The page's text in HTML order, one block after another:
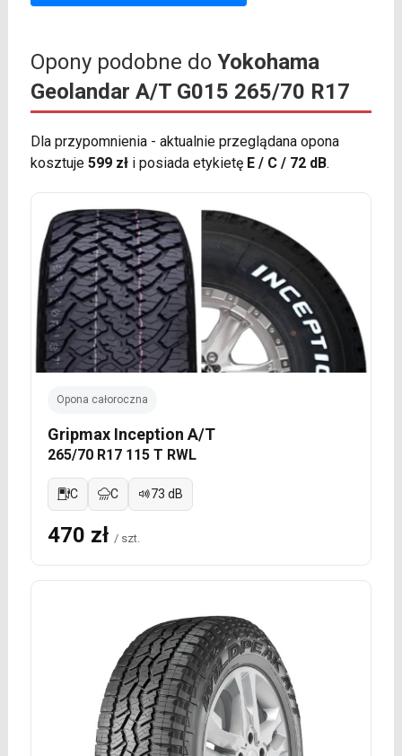
Opony podobne do Yokohama
Geolandar A/T G015 265/70 R17
Dla przypomnienia - aktualnie przeglądana opona
kosztuje 599 złi posiada etykietę E / C / 72 dB.
Opona całoroczna
Gripmax Inception A/T
265/70 R17 115 T RWL
C C 73 dB
470 zł / szt.